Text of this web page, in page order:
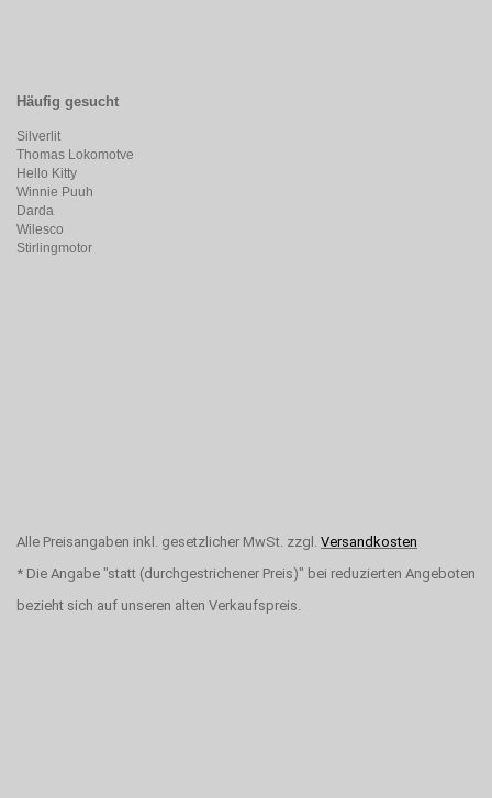
Häufig gesucht
Silverlit
Thomas Lokomotve
Hello Kitty
Winnie Puuh
Darda
Wilesco
Stirlingmotor
Alle Preisangaben inkl. gesetzlicher MwSt. zzgl. Versandkosten
* Die Angabe "statt (durchgestrichener Preis)" bei reduzierten Angeboten
bezieht sich auf unseren alten Verkaufspreis.